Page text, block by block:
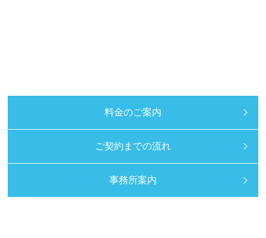
料金のご案内
ご契約までの流れ
事務所案内